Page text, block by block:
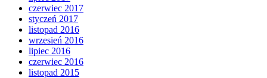
czerwiec 2017
styczeń 2017
listopad 2016
wrzesień 2016
lipiec 2016
czerwiec 2016
listopad 2015